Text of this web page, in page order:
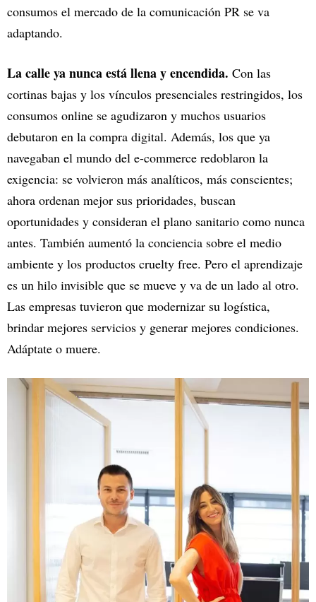
consumos el mercado de la comunicación PR se va
adaptando.
La calle ya nunca está llena y encendida. Con las
cortinas bajas y los vínculos presenciales restringidos, los
consumos online se agudizaron y muchos usuarios
debutaron en la compra digital. Además, los que ya
navegaban el mundo del e-commerce redoblaron la
exigencia: se volvieron más analíticos, más conscientes;
ahora ordenan mejor sus prioridades, buscan
oportunidades y consideran el plano sanitario como nunca
antes. También aumentó la conciencia sobre el medio
ambiente y los productos cruelty free. Pero el aprendizaje
es un hilo invisible que se mueve y va de un lado al otro.
Las empresas tuvieron que modernizar su logística,
brindar mejores servicios y generar mejores condiciones.
Adáptate o muere.